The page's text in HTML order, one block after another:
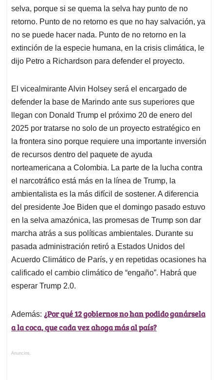
selva, porque si se quema la selva hay punto de no
retorno. Punto de no retorno es que no hay salvación, ya
no se puede hacer nada. Punto de no retorno en la
extinción de la especie humana, en la crisis climática, le
dijo Petro a Richardson para defender el proyecto.
El vicealmirante Alvin Holsey será el encargado de
defender la base de Marindo ante sus superiores que
llegan con Donald Trump el próximo 20 de enero del
2025 por tratarse no solo de un proyecto estratégico en
la frontera sino porque requiere una importante inversión
de recursos dentro del paquete de ayuda
norteamericana a Colombia. La parte de la lucha contra
el narcotráfico está más en la línea de Trump, la
ambientalista es la más difícil de sostener. A diferencia
del presidente Joe Biden que el domingo pasado estuvo
en la selva amazónica, las promesas de Trump son dar
marcha atrás a sus políticas ambientales. Durante su
pasada administración retiró a Estados Unidos del
Acuerdo Climático de París, y en repetidas ocasiones ha
calificado el cambio climático de “engaño”. Habrá que
esperar Trump 2.0.
Además: ¿Por qué 12 gobiernos no han podido ganársela
a la coca, que cada vez ahoga más al país?
Anuncios.